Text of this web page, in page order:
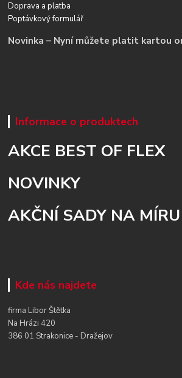
Doprava a platba
Poptávkový formulář
Novinka – Nyní můžete platit kartou
Informace o produktech
AKCE BEST OF FLEX
NOVINKY
AKČNÍ SADY NA MÍRU
Kde nás najdete
firma Libor Štětka
Na Hrázi 420
386 01 Strakonice - Dražejov